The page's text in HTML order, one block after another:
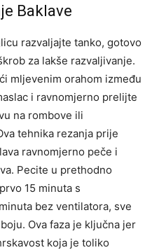
Baklave
razvaljajte tanko, gotovo
za lakše razvaljivanje.
mljevenim orahom između
i ravnomjerno prelijte
na rombove ili
tehnika rezanja prije
ravnomjerno peče i
Pecite u prethodno
15 minuta s
bez ventilatora, sve
Ova faza je ključna jer
koja je toliko